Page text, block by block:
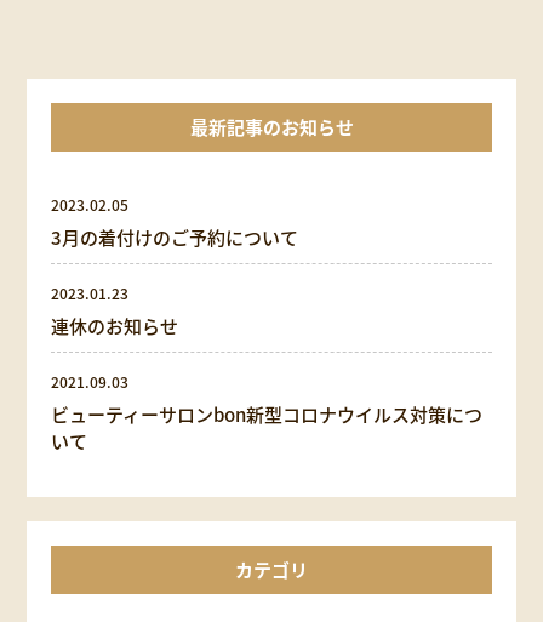
最新記事のお知らせ
2023.02.05
3月の着付けのご予約について
2023.01.23
連休のお知らせ
2021.09.03
ビューティーサロンbon新型コロナウイルス対策につ
いて
カテゴリ